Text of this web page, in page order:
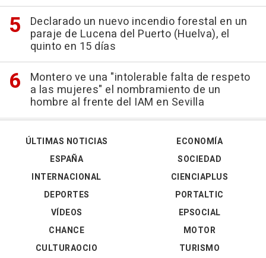
Declarado un nuevo incendio forestal en un
paraje de Lucena del Puerto (Huelva), el
quinto en 15 días
Montero ve una "intolerable falta de respeto
a las mujeres" el nombramiento de un
hombre al frente del IAM en Sevilla
ÚLTIMAS NOTICIAS
ESPAÑA
INTERNACIONAL
DEPORTES
VÍDEOS
ECONOMÍA
SOCIEDAD
CIENCIAPLUS
PORTALTIC
EPSOCIAL
CHANCE
CULTURAOCIO
MOTOR
TURISMO